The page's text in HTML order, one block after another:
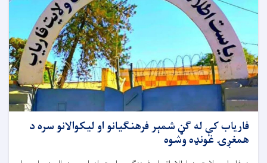
فاریاب کې له ګڼ شمېر فرهنګیانو او لیکوالانو سره د
همغږۍ غونډه وشوه